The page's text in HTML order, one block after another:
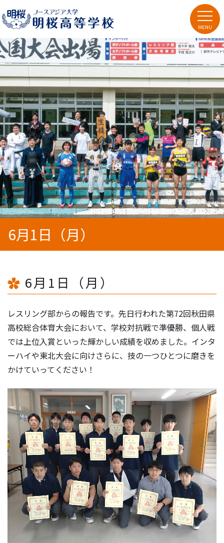
6月1日（月）
6月1日（月）
レスリング部からの報告です。先日行われた第72回秋田県
高校総合体育大会において、学校対抗戦で準優勝、個人戦
では上位入賞といった輝かしい成績を収めました。インタ
ーハイや東北大会に向けさらに、技の一つひとつに磨きを
かけていってください！